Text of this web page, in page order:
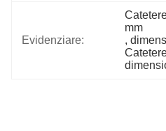
Evidenziare:
mm
,